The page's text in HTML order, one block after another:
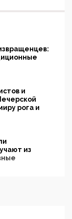
и
рога и
из